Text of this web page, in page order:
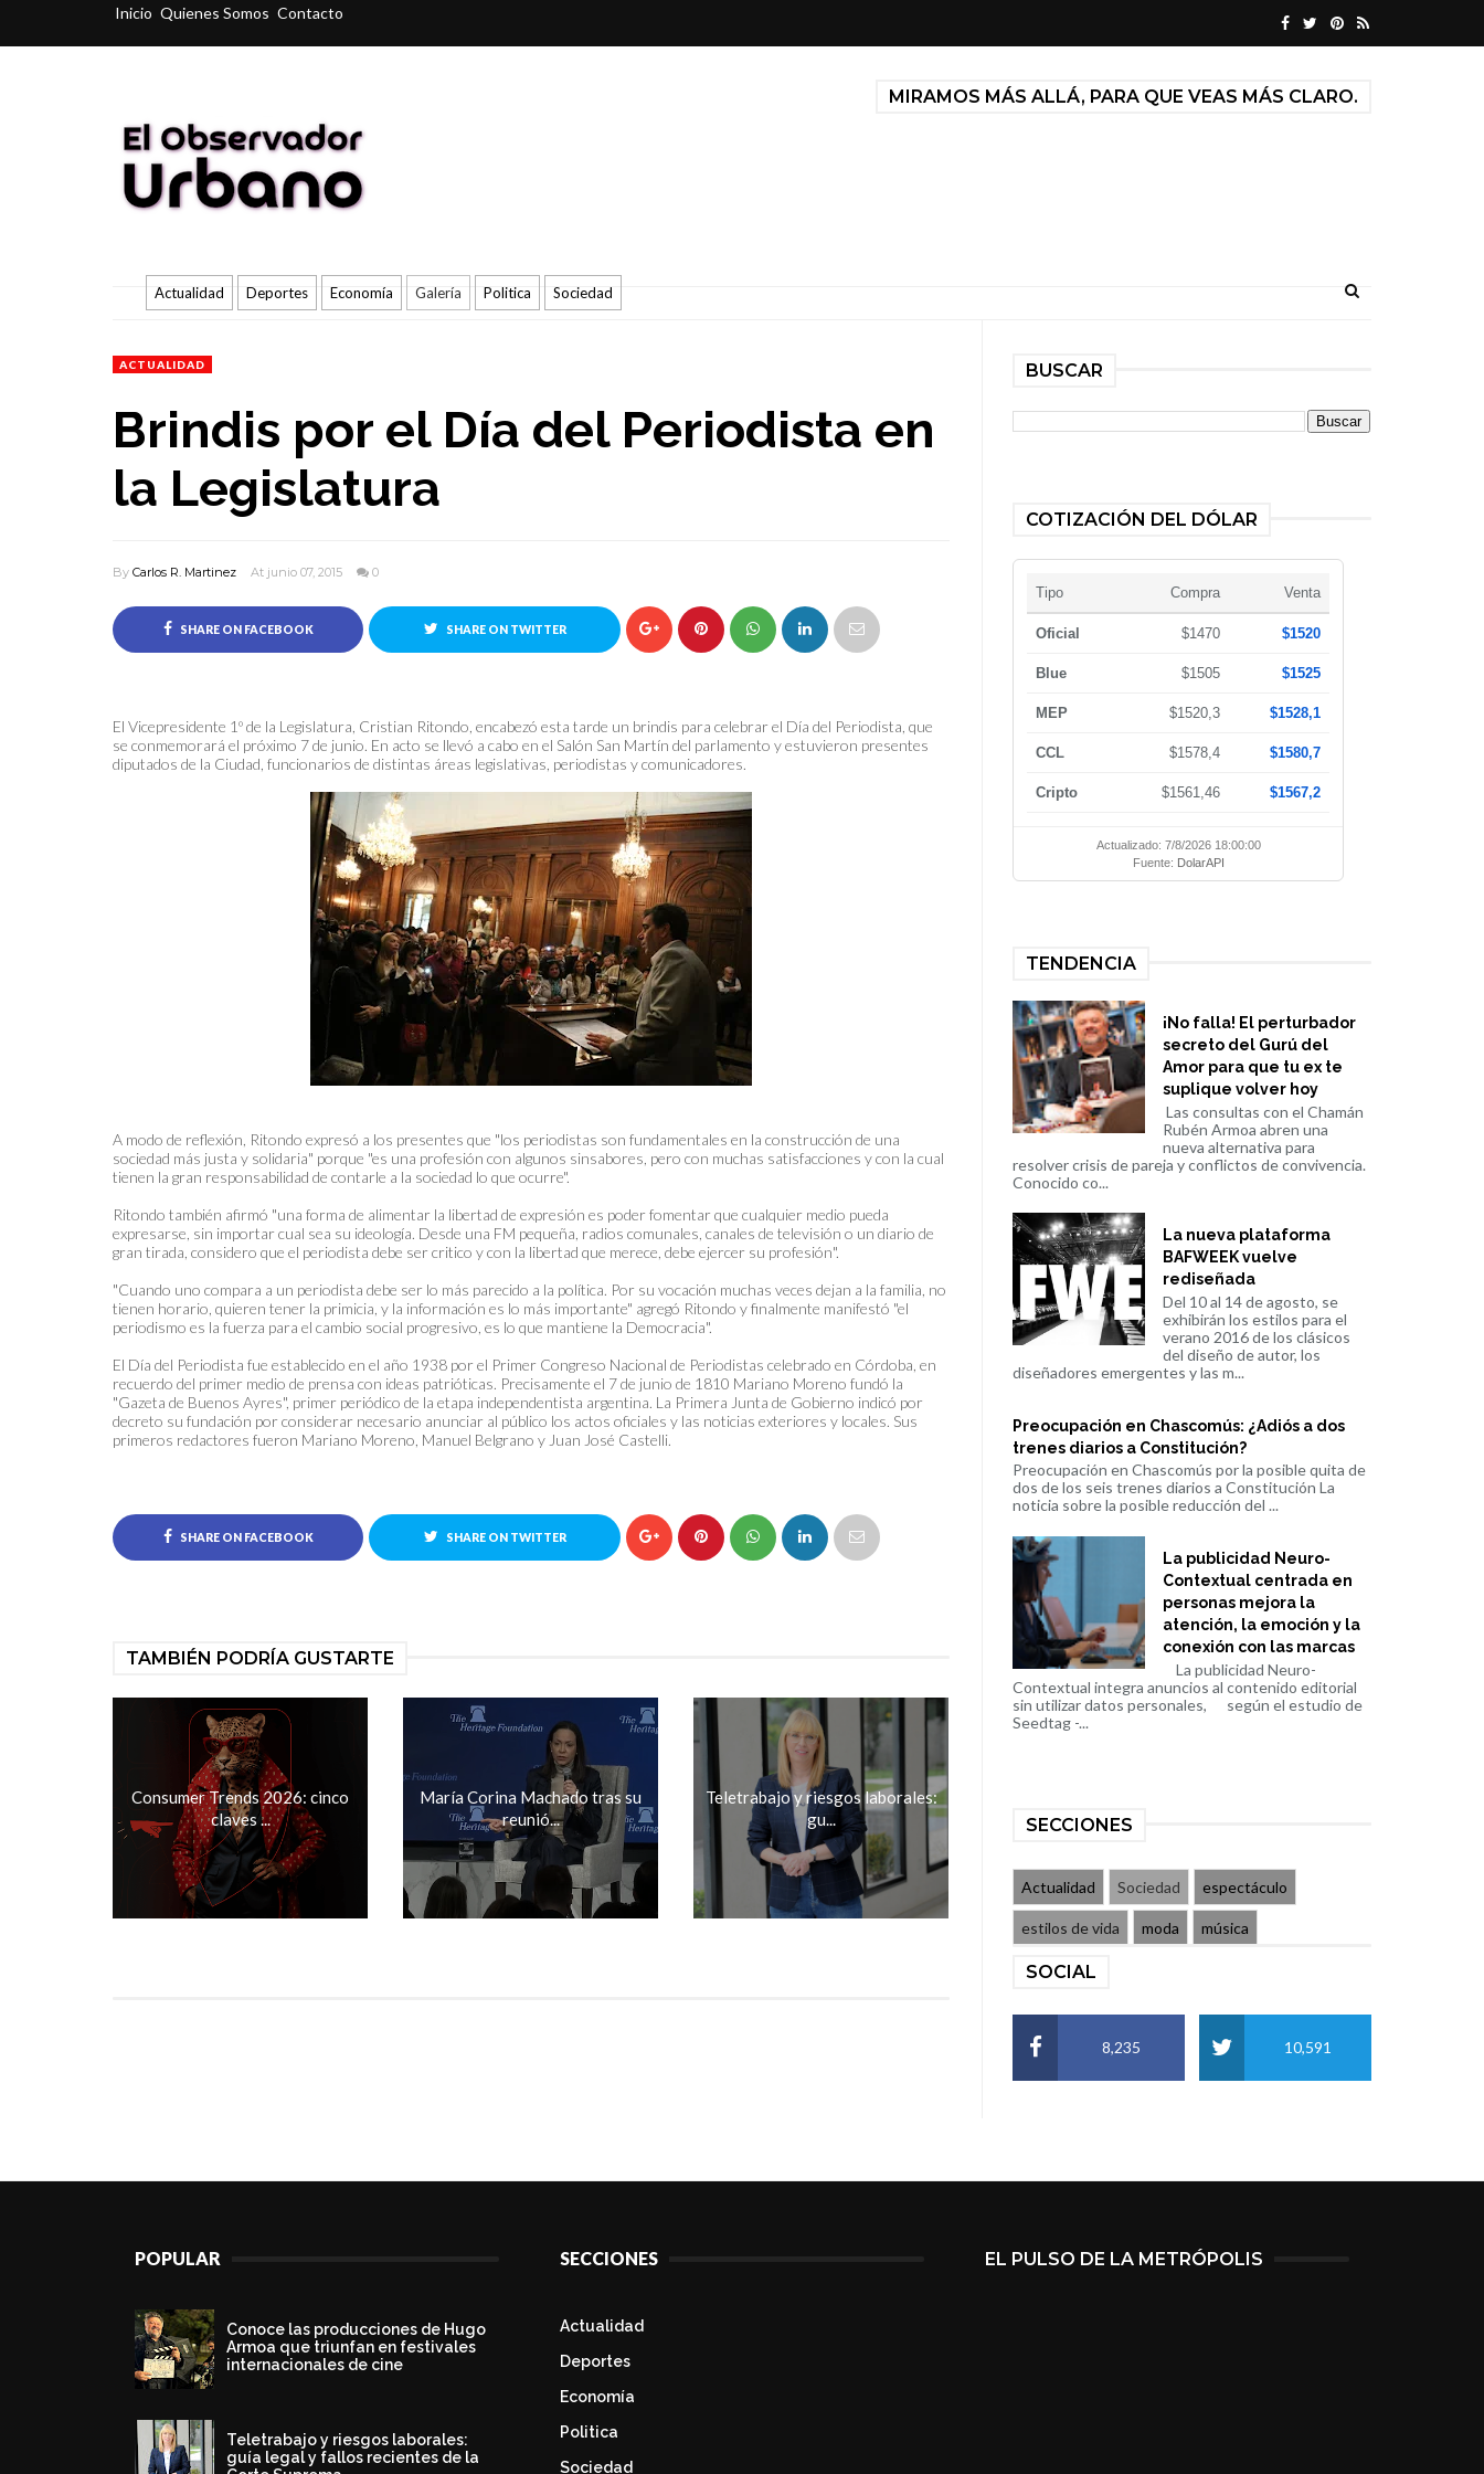
Inicio Quienes Somos Contacto
MIRAMOS MÁS ALLÁ, PARA QUE VEAS MÁS CLARO.
Actualidad Deportes Economía Galería Politica Sociedad
ACTUALIDAD
Brindis por el Día del Periodista en
la Legislatura
By Carlos R. Martinez At junio 07, 2015 0
SHARE ON FACEBOOK SHARE ON TWITTER
El Vicepresidente 1º de la Legislatura, Cristian Ritondo, encabezó esta tarde un brindis para celebrar el Día del Periodista, que
se conmemorará el próximo 7 de junio. En acto se llevó a cabo en el Salón San Martín del parlamento y estuvieron presentes
diputados de la Ciudad, funcionarios de distintas áreas legislativas, periodistas y comunicadores.
A modo de reflexión, Ritondo expresó a los presentes que "los periodistas son fundamentales en la construcción de una
sociedad más justa y solidaria" porque "es una profesión con algunos sinsabores, pero con muchas satisfacciones y con la cual
tienen la gran responsabilidad de contarle a la sociedad lo que ocurre".
Ritondo también afirmó "una forma de alimentar la libertad de expresión es poder fomentar que cualquier medio pueda
expresarse, sin importar cual sea su ideología. Desde una FM pequeña, radios comunales, canales de televisión o un diario de
gran tirada, considero que el periodista debe ser critico y con la libertad que merece, debe ejercer su profesión".
"Cuando uno compara a un periodista debe ser lo más parecido a la política. Por su vocación muchas veces dejan a la familia, no
tienen horario, quieren tener la primicia, y la información es lo más importante" agregó Ritondo y finalmente manifestó "el
periodismo es la fuerza para el cambio social progresivo, es lo que mantiene la Democracia".
El Día del Periodista fue establecido en el año 1938 por el Primer Congreso Nacional de Periodistas celebrado en Córdoba, en
recuerdo del primer medio de prensa con ideas patrióticas. Precisamente el 7 de junio de 1810 Mariano Moreno fundó la
"Gazeta de Buenos Ayres", primer periódico de la etapa independentista argentina. La Primera Junta de Gobierno indicó por
decreto su fundación por considerar necesario anunciar al público los actos oficiales y las noticias exteriores y locales. Sus
primeros redactores fueron Mariano Moreno, Manuel Belgrano y Juan José Castelli.
SHARE ON FACEBOOK SHARE ON TWITTER
TAMBIÉN PODRÍA GUSTARTE
Consumer Trends 2026: cinco
claves ...
María Corina Machado tras su
reunió...
Teletrabajo y riesgos laborales:
gu...
BUSCAR
COTIZACIÓN DEL DÓLAR
Tipo Compra Venta
Oficial $1470 $1520
Blue $1505 $1525
MEP $1520,3 $1528,1
CCL $1578,4 $1580,7
Cripto $1561,46 $1567,2
Actualizado: 7/8/2026 18:00:00
Fuente: DolarAPI
TENDENCIA
¡No falla! El perturbador
secreto del Gurú del
Amor para que tu ex te
suplique volver hoy
Las consultas con el Chamán
Rubén Armoa abren una
nueva alternativa para
resolver crisis de pareja y conflictos de convivencia.
Conocido co...
La nueva plataforma
BAFWEEK vuelve
rediseñada
Del 10 al 14 de agosto, se
exhibirán los estilos para el
verano 2016 de los clásicos
del diseño de autor, los
diseñadores emergentes y las m...
Preocupación en Chascomús: ¿Adiós a dos
trenes diarios a Constitución?
Preocupación en Chascomús por la posible quita de
dos de los seis trenes diarios a Constitución La
noticia sobre la posible reducción del ...
La publicidad Neuro-
Contextual centrada en
personas mejora la
atención, la emoción y la
conexión con las marcas
La publicidad Neuro-
Contextual integra anuncios al contenido editorial
sin utilizar datos personales, según el estudio de
Seedtag -...
SECCIONES
Actualidad Sociedad espectáculo
estilos de vida moda música
SOCIAL
8,235 10,591
POPULAR
Conoce las producciones de Hugo
Armoa que triunfan en festivales
internacionales de cine
Teletrabajo y riesgos laborales:
guía legal y fallos recientes de la
SECCIONES
Actualidad
Deportes
Economía
Politica
Sociedad
EL PULSO DE LA METRÓPOLIS